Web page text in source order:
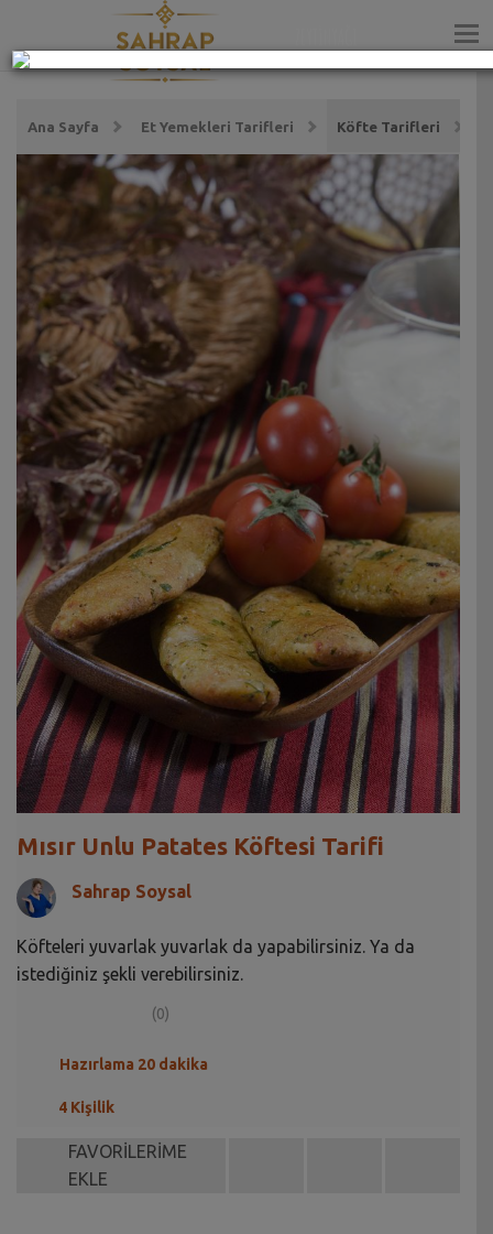
Ana Sayfa Et Yemekleri Tarifleri Köfte Tarifleri
Mısır Unlu Patates Köftesi Tarifi
Sahrap Soysal
Köfteleri yuvarlak yuvarlak da yapabilirsiniz. Ya da
istediğiniz şekli verebilirsiniz.
(0)
Hazırlama 20 dakika
4 Kişilik
FAVORİLERİME
EKLE